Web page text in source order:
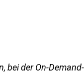
der On-